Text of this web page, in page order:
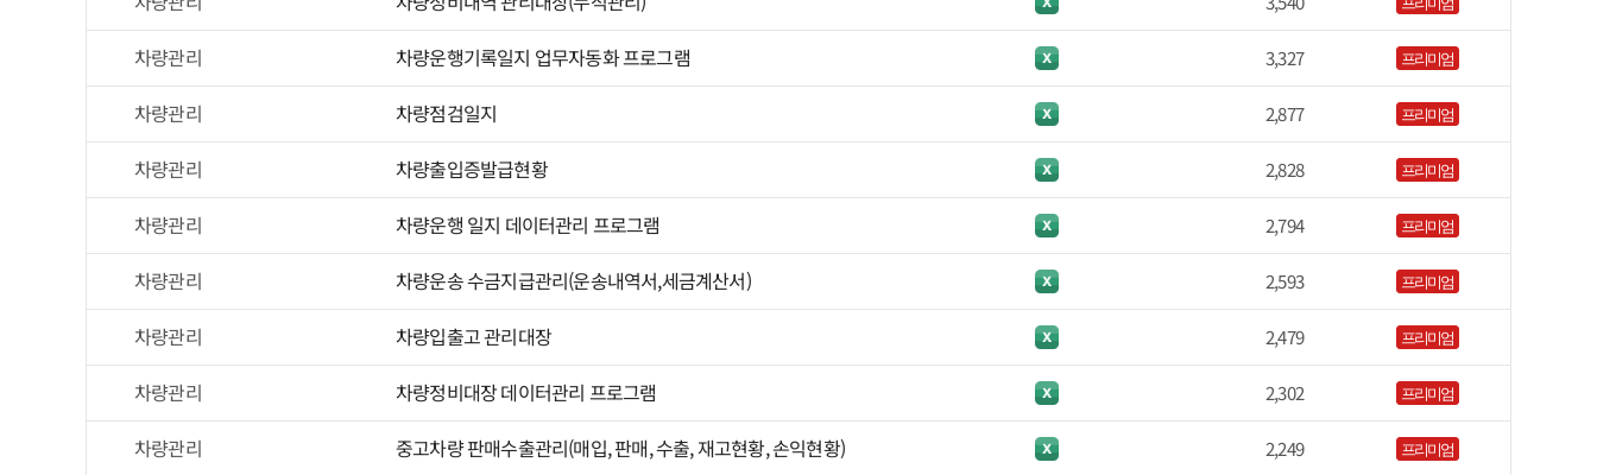
차량관리 차량운행기록일지 업무자동화 프로그램 3,327 프리미엄
차량관리 차량점검일지 2,877 프리미엄
차량관리 차량출입증발급현황 2,828 프리미엄
차량관리 차량운행 일지 데이터관리 프로그램 2,794 프리미엄
차량관리 차량운송 수금지급관리(운송내역서,세금계산서) 2,593 프리미엄
차량관리 차량입출고 관리대장 2,479 프리미엄
차량관리 차량정비대장 데이터관리 프로그램 2,302 프리미엄
차량관리 중고차량 판매수출관리(매입, 판매, 수출, 재고현황, 손익현황) 2,249 프리미엄